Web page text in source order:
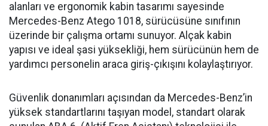
alanları ve ergonomik kabin tasarımı sayesinde
Mercedes-Benz Atego 1018, sürücüsüne sınıfının
üzerinde bir çalışma ortamı sunuyor. Alçak kabin
yapısı ve ideal şasi yüksekliği, hem sürücünün hem de
yardımcı personelin araca giriş-çıkışını kolaylaştırıyor.
Güvenlik donanımları açısından da Mercedes-Benz’in
yüksek standartlarını taşıyan model, standart olarak